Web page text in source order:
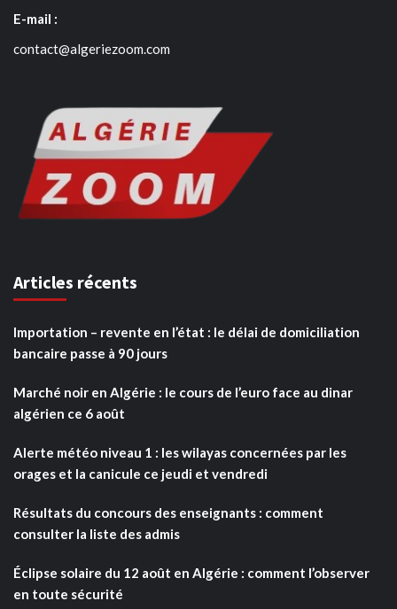
E-mail :
contact@algeriezoom.com
Articles récents
Importation – revente en l’état : le délai de domiciliation
bancaire passe à 90 jours
Marché noir en Algérie : le cours de l’euro face au dinar
algérien ce 6 août
Alerte météo niveau 1 : les wilayas concernées par les
orages et la canicule ce jeudi et vendredi
Résultats du concours des enseignants : comment
consulter la liste des admis
Éclipse solaire du 12 août en Algérie : comment l’observer
en toute sécurité